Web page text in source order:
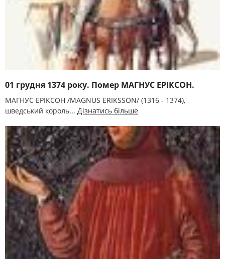
01 грудня 1374 року. Помер МАГНУС ЕРІКСОН.
МАГНУС ЕРІКСОН /MAGNUS ERIKSSON/ (1316 - 1374),
шведський король... Дізнатись більше